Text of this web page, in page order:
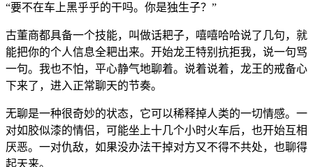
“要不在车上黑乎乎的干吗。你是独生子？”
古董商都具备一个技能，叫做话耙子，嘻嘻哈哈说了几句，就
能把你的个人信息全耙出来。开始龙王特别抗拒我，说一句骂
一句。我也不怕，平心静气地聊着。说着说着，龙王的戒备心
下来了，进入正常聊天的节奏。
无聊是一种很奇妙的状态，它可以稀释掉人类的一切情感。一
对如胶似漆的情侣，可能坐上十几个小时火车后，也开始互相
厌恶。一对仇敌，如果没办法干掉对方又不得不共处，也聊得
起天来。